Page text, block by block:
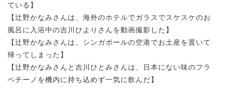
ている】
【辻野かなみさんは、海外のホテルでガラスでスケスケのお
風呂に入浴中の吉川ひよりさんを動画撮影した】
【辻野かなみさんは、シンガポールの空港でお土産を置いて
帰ってしまった】
【辻野かなみさんと吉川ひとみさんは、日本にない味のフラ
ペチーノを機内に持ち込めず一気に飲んだ】